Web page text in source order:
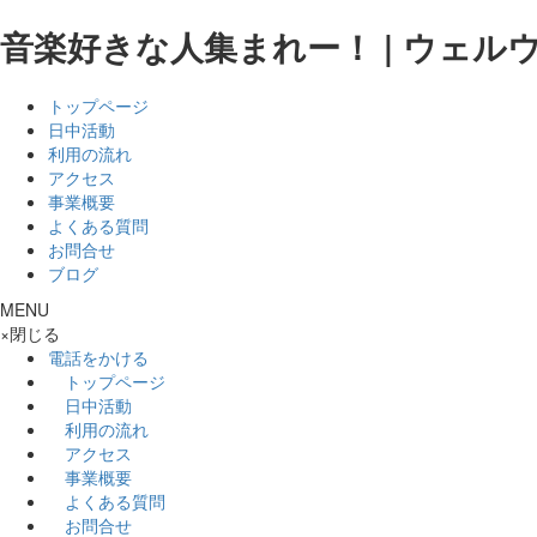
音楽好きな人集まれー！ | ウェル
トップページ
日中活動
利用の流れ
アクセス
事業概要
よくある質問
お問合せ
ブログ
MENU
×閉じる
電話をかける
トップページ
日中活動
利用の流れ
アクセス
事業概要
よくある質問
お問合せ